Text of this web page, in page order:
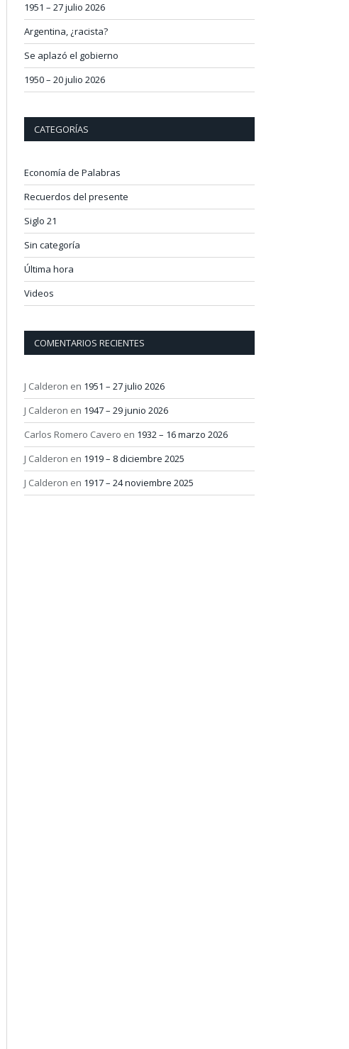
1951 – 27 julio 2026
Argentina, ¿racista?
Se aplazó el gobierno
1950 – 20 julio 2026
CATEGORÍAS
Economía de Palabras
Recuerdos del presente
Siglo 21
Sin categoría
Última hora
Videos
COMENTARIOS RECIENTES
J Calderon en 1951 – 27 julio 2026
J Calderon en 1947 – 29 junio 2026
Carlos Romero Cavero en 1932 – 16 marzo 2026
J Calderon en 1919 – 8 diciembre 2025
J Calderon en 1917 – 24 noviembre 2025